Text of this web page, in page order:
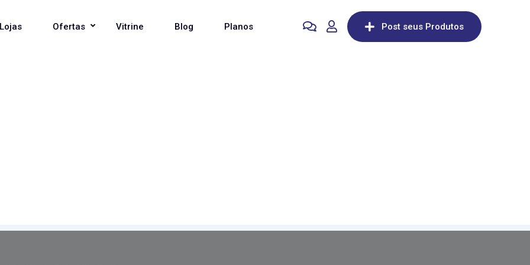
Lojas Ofertas Vitrine Blog Planos Post seus Produtos